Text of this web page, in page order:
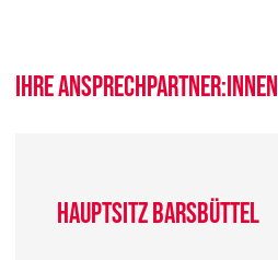
Ihre Ansprechpartner:innen
Hauptsitz Barsbüttel